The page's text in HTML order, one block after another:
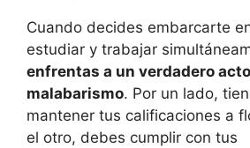
Cuando decides embarcarte
estudiar y trabajar
enfrentas a un verdadero
malabarismo. Por un lado,
mantener tus calificaciones a
el otro, debes cumplir con tus